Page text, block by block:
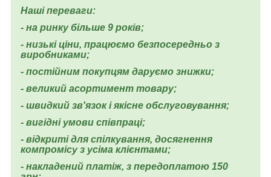
Наші переваги:
- на ринку більше 9 років;
- низькі ціни, працюємо безпосередньо з
виробниками;
- постійним покупцям даруємо знижки;
- великий асортимент товару;
- швидкий зв'язок і якісне обслуговування;
- вигідні умови співпраці;
- відкриті для спілкування, досягнення
компромісу з усіма клієнтами;
- накладений платіж, з передоплатою 150